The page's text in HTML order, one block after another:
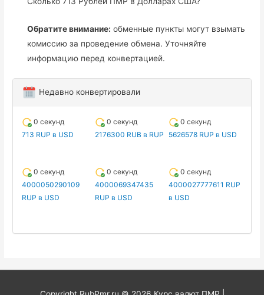
Обратите внимание: обменные пункты могут взымать
комиссию за проведение обмена. Уточняйте
информацию перед конвертацией.
Недавно конвертировали
0 секунд
713 RUP в USD
0 секунд
2176300 RUB в RUP
0 секунд
5626578 RUP в USD
0 секунд
4000050290109
RUP в USD
0 секунд
4000069347435
RUP в USD
0 секунд
4000027777611 RUP
в USD